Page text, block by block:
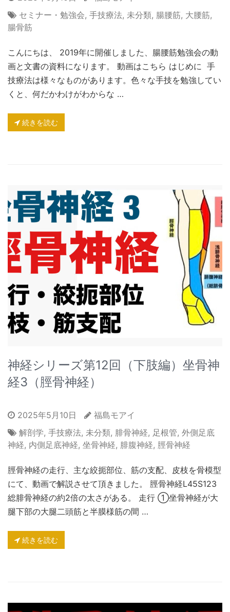
セミナー・勉強会, 手技療法, 未分類, 腸腰筋, 大腰筋,
腸骨筋
こんにちは、 2019年に開催しました、腸腰筋勉強会の動
画と文書の資料になります。 動画はこちら はじめに 手
技療法は様々なものがあります。色々な手技を勉強してい
くと、何だかわけがわからな …
続きを読む
神経シリーズ第12回（下肢編）坐骨神
経3（脛骨神経）
2025年5月10日
福島モアイ
解剖学, 手技療法, 未分類, 腓骨神経, 足根管, 外側足底
神経, 内側足底神経, 坐骨神経, 腓腹神経, 脛骨神経
脛骨神経の走行、主な絞扼部位、筋の支配、皮枝を骨模型
にて、動画で解説させて頂きました。 脛骨神経L45S123
総腓骨神経の約2倍の太さがある。 走行 ①坐骨神経が大
腿下部の大腿二頭筋と半膜様筋の間 …
続きを読む